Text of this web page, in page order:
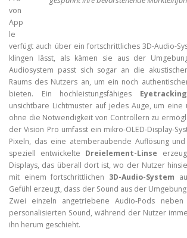
von
App
le
verfügt auch über ein fortschrittliches 3D-Audio-
klingen lässt, als kämen sie aus der
Audiosystem passt sich sogar an die
Raums des Nutzers an, um ein noch
bieten. Ein hochleistungsfähiges
unsichtbare Lichtmuster auf jedes Auge, um eine
ohne die Notwendigkeit von Controllern zu
der Vision Pro umfasst ein mikro-OLED-Display-
Pixeln, das eine atemberaubende Auflösung
speziell entwickelte Dreielement-Linse
Displays, das überall dort ist, wo der Nutzer
mit einem fortschrittlichen 3D-Audio-System
Gefühl erzeugt, dass der Sound aus der
Zwei einzeln angetriebene Audio-Pods
personalisierten Sound, während der Nutzer
ihn herum geschieht.